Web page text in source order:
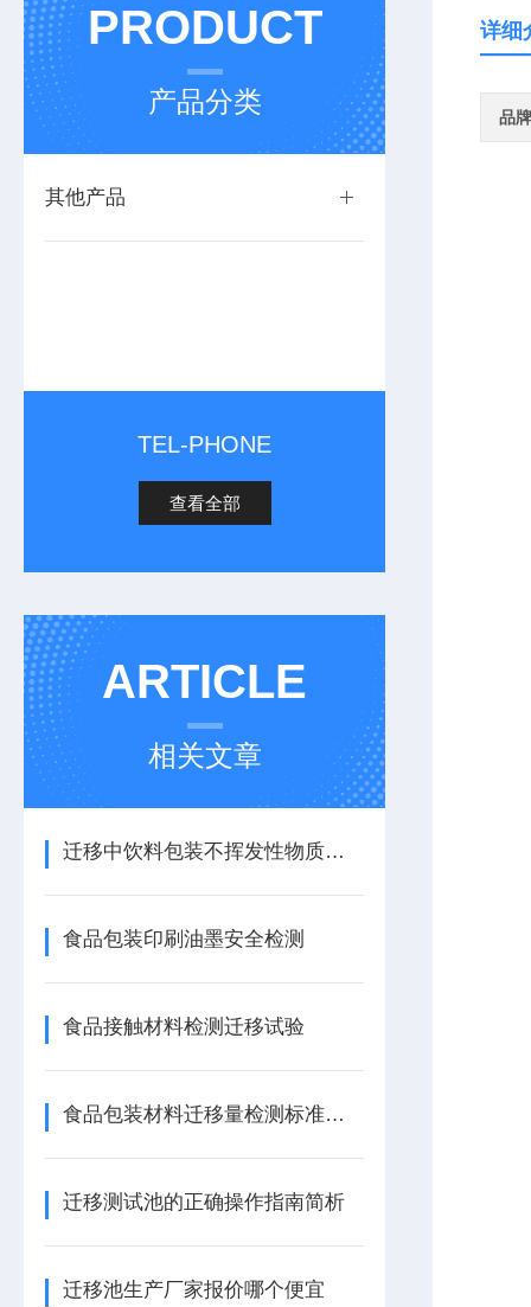
PRODUCT
产品分类
其他产品
TEL-PHONE
查看全部
ARTICLE
相关文章
迁移中饮料包装不挥发性物质含量测试
食品包装印刷油墨安全检测
食品接触材料检测迁移试验
食品包装材料迁移量检测标准及注意事项
迁移测试池的正确操作指南简析
迁移池生产厂家报价哪个便宜
详细
品牌